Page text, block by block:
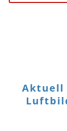
Aktuell